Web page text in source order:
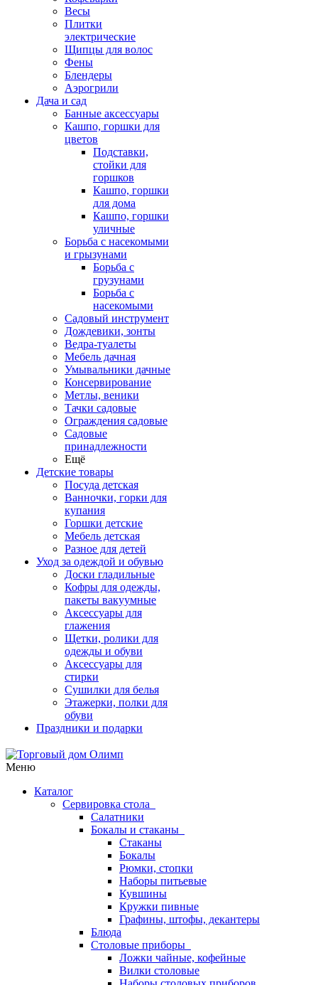
Весы
Плитки
электрические
Щипцы для волос
Фены
Блендеры
Аэрогрили
Дача и сад
Банные аксессуары
Кашпо, горшки для
цветов
Подставки,
стойки для
горшков
Кашпо, горшки
для дома
Кашпо, горшки
уличные
Борьба с насекомыми
и грызунами
Борьба с
грузунами
Борьба с
насекомыми
Садовый инструмент
Дождевики, зонты
Ведра-туалеты
Мебель дачная
Умывальники дачные
Консервирование
Метлы, веники
Тачки садовые
Ограждения садовые
Садовые
принадлежности
Ещё
Детские товары
Посуда детская
Ванночки, горки для
купания
Горшки детские
Мебель детская
Разное для детей
Уход за одеждой и обувью
Доски гладильные
Кофры для одежды,
пакеты вакуумные
Аксессуары для
глажения
Щетки, ролики для
одежды и обуви
Аксессуары для
стирки
Сушилки для белья
Этажерки, полки для
обуви
Праздники и подарки
Меню
Каталог
Сервировка стола
Салатники
Бокалы и стаканы
Стаканы
Бокалы
Рюмки, стопки
Наборы питьевые
Кувшины
Кружки пивные
Графины, штофы, декантеры
Блюда
Столовые приборы
Ложки чайные, кофейные
Вилки столовые